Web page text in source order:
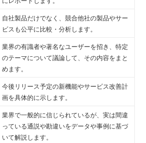
自社製品だけでなく、競合他社の製品やサー
ビスも公平に比較・分析します。
業界の有識者や著名なユーザーを招き、特定
のテーマについて議論して、その内容をまと
めます。
今後リリース予定の新機能やサービス改善計
画を具体的に示します。
業界で一般的に信じられているが、実は間違
っている通説や勘違いをデータや事例に基づ
いて解説します。